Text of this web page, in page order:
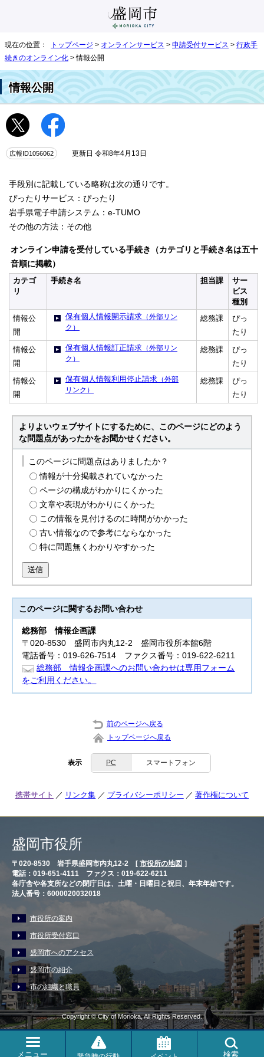
現在の位置： トップページ > オンラインサービス > 申請受付サービス > 行政手
続きのオンライン化 > 情報公開
情報公開
広報ID1056062 更新日 令和8年4月13日
手段別に記載している略称は次の通りです。
ぴったりサービス：ぴったり
岩手県電子申請システム：e-TUMO
その他の方法：その他
オンライン申請を受付している手続き（カテゴリと手続き名は五十
音順に掲載）
カテゴ
リ
手続き名 担当課
サー
ビス
種別
情報公
開
保有個人情報開示請求 （外部リン
ク）
総務課
ぴっ
たり
情報公
開
保有個人情報訂正請求 （外部リン
ク）
総務課
ぴっ
たり
情報公
開
保有個人情報利用停止請求 （外部
リンク）
総務課
ぴっ
たり
よりよいウェブサイトにするために、このページにどのよう
な問題点があったかをお聞かせください。
このページに問題点はありましたか？
情報が十分掲載されていなかった
ページの構成がわかりにくかった
文章や表現がわかりにくかった
この情報を見付けるのに時間がかかった
古い情報なので参考にならなかった
特に問題無くわかりやすかった
送信
このページに関するお問い合わせ
総務部情報企画課
〒020-8530 盛岡市内丸12-2 盛岡市役所本館6階
電話番号：019-626-7514 ファクス番号：019-622-6211
総務部 情報企画課へのお問い合わせは専用フォーム
をご利用ください。
前のページへ戻る
トップページへ戻る
表示 PC スマートフォン
メニュー 検索
携帯サイト リンク集 プライバシーポリシー 著作権について
盛岡市役所
〒020-8530 岩手県盛岡市内丸12-2 [ 市役所の地図 ］
電話：019-651-4111 ファクス：019-622-6211
各庁舎や各支所などの閉庁日は、土曜・日曜日と祝日、年末年始です。
法人番号：6000020032018
市役所の案内
市役所受付窓口
盛岡市へのアクセス
盛岡市の紹介
市の組織と職員
Copyright © City of Morioka, All Rights Reserved.